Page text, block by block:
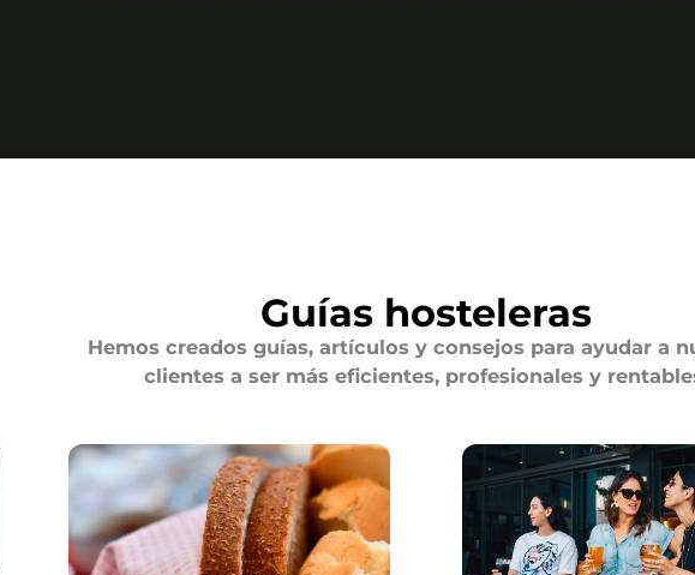
Guías hosteleras
Hemos creados guías, artículos y consejos para ayudar a
clientes a ser más eficientes, profesionales y